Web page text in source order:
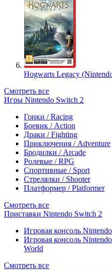
Hogwarts Legacy
Смотреть все
Игры Nintendo Switch 2
Гонки / Racing
Боевик / Action
Драки / Fighting
Приключения / Adventure
Бродилки / Arcade
Ролевые / RPG
Спортивные / Sport
Стрелялки / Shooter
Платформер / Platformer
Смотреть все
Приставки Nintendo Switch 2
Игровая консоль
Игровая консоль
World
Смотреть все